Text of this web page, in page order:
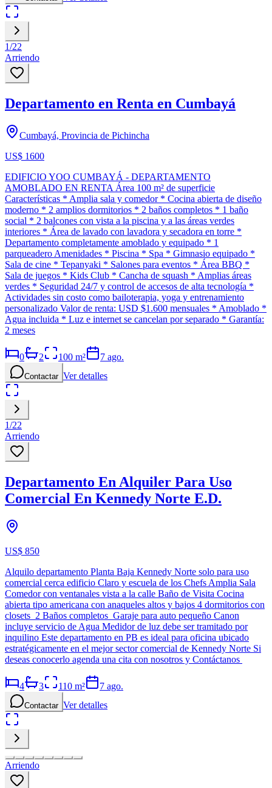
1/22
Arriendo
Departamento en Renta en Cumbayá
Cumbayá, Provincia de Pichincha
US$ 1600
EDIFICIO YOO CUMBAYÁ - DEPARTAMENTO
AMOBLADO EN RENTA Área 100 m² de superficie
Características * Amplia sala y comedor * Cocina abierta de diseño
moderno * 2 amplios dormitorios * 2 baños completos * 1 baño
social * 2 balcones con vista a la piscina y a las áreas verdes
interiores * Área de lavado con lavadora y secadora en torre *
Departamento completamente amoblado y equipado * 1
parqueadero Amenidades * Piscina * Spa * Gimnasio equipado *
Sala de cine * Tepanyaki * Salones para eventos * Área BBQ *
Sala de juegos * Kids Club * Cancha de squash * Amplias áreas
verdes * Seguridad 24/7 y control de accesos de alta tecnología *
Actividades sin costo como bailoterapia, yoga y entrenamiento
personalizado Valor de renta: USD $1.600 mensuales * Amoblado *
Agua incluida * Luz e internet se cancelan por separado * Garantía:
2 meses
0 2 100 m² 7 ago.
Contactar Ver detalles
1/22
Arriendo
Departamento En Alquiler Para Uso
Comercial En Kennedy Norte E.D.
US$ 850
Alquilo departamento Planta Baja Kennedy Norte solo para uso
comercial cerca edificio Claro y escuela de los Chefs Amplia Sala
Comedor con ventanales vista a la calle Baño de Visita Cocina
abierta tipo americana con anaqueles altos y bajos 4 dormitorios con
closets 2 Baños completos Garaje para auto pequeño Canon
incluye servicio de Agua Medidor de luz debe ser tramitado por
inquilino Este departamento en PB es ideal para oficina ubicado
estratégicamente en el mejor sector comercial de Kennedy Norte Si
deseas conocerlo agenda una cita con nosotros y Contáctanos
4 3 110 m² 7 ago.
Contactar Ver detalles
Arriendo